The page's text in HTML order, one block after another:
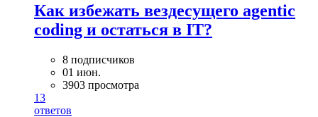
Как избежать вездесущего agentic
coding и остаться в IT?
8 подписчиков
01 июн.
3903 просмотра
13
ответов